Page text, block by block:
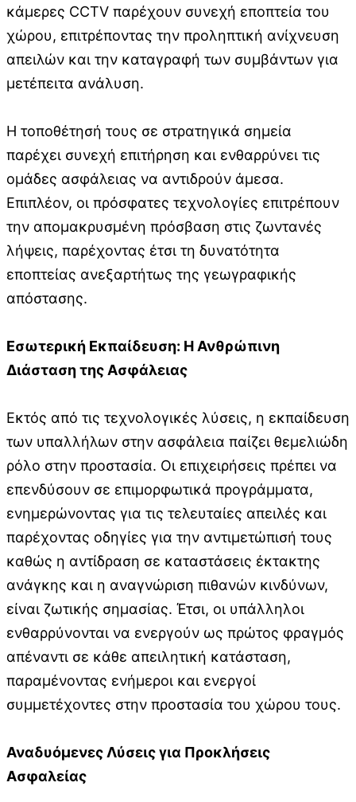
κάμερες CCTV παρέχουν συνεχή εποπτεία του
χώρου, επιτρέποντας την προληπτική ανίχνευση
απειλών και την καταγραφή των συμβάντων για
μετέπειτα ανάλυση.
Η τοποθέτησή τους σε στρατηγικά σημεία
παρέχει συνεχή επιτήρηση και ενθαρρύνει τις
ομάδες ασφάλειας να αντιδρούν άμεσα.
Επιπλέον, οι πρόσφατες τεχνολογίες επιτρέπουν
την απομακρυσμένη πρόσβαση στις ζωντανές
λήψεις, παρέχοντας έτσι τη δυνατότητα
εποπτείας ανεξαρτήτως της γεωγραφικής
απόστασης.
Εσωτερική Εκπαίδευση: Η Ανθρώπινη
Διάσταση της Ασφάλειας
Εκτός από τις τεχνολογικές λύσεις, η εκπαίδευση
των υπαλλήλων στην ασφάλεια παίζει θεμελιώδη
ρόλο στην προστασία. Οι επιχειρήσεις πρέπει να
επενδύσουν σε επιμορφωτικά προγράμματα,
ενημερώνοντας για τις τελευταίες απειλές και
παρέχοντας οδηγίες για την αντιμετώπισή τους
καθώς η αντίδραση σε καταστάσεις έκτακτης
ανάγκης και η αναγνώριση πιθανών κινδύνων,
είναι ζωτικής σημασίας. Έτσι, οι υπάλληλοι
ενθαρρύνονται να ενεργούν ως πρώτος φραγμός
απέναντι σε κάθε απειλητική κατάσταση,
παραμένοντας ενήμεροι και ενεργοί
συμμετέχοντες στην προστασία του χώρου τους.
Αναδυόμενες Λύσεις για Προκλήσεις
Ασφαλείας